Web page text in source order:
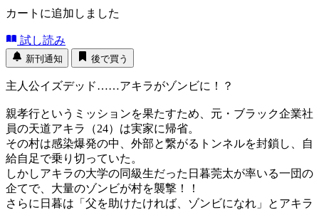
カートに追加しました
試し読み
新刊通知 後で買う
主人公イズデッド……アキラがゾンビに！？
親孝行というミッションを果たすため、元・ブラック企業社
員の天道アキラ（24）は実家に帰省。
その村は感染爆発の中、外部と繋がるトンネルを封鎖し、自
給自足で乗り切っていた。
しかしアキラの大学の同級生だった日暮莞太が率いる一団の
企てで、大量のゾンビが村を襲撃！！
さらに日暮は「父を助けたければ、ゾンビになれ」とアキラ